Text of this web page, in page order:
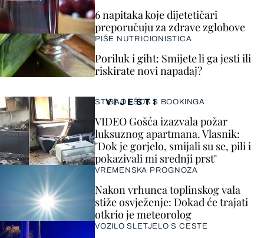
VIJESTI
STIGAO I ŠOK S BOOKINGA
VIDEO Gošća izazvala požar
luksuznog apartmana. Vlasnik:
"Dok je gorjelo, smijali su se, pili i
pokazivali mi srednji prst"
VREMENSKA PROGNOZA
Nakon vrhunca toplinskog vala
stiže osvježenje: Dokad će trajati
otkrio je meteorolog
VOZILO SLETJELO S CESTE
6 napitaka koje dijetetičari
preporučuju za zdrave zglobove
PIŠE NUTRICIONISTICA
Poriluk i giht: Smijete li ga jesti ili
riskirate novi napadaj?